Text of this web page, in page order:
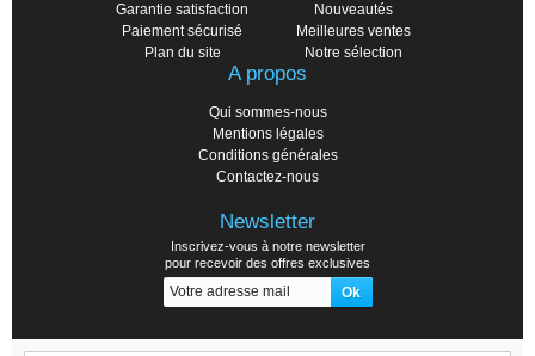
Garantie satisfaction
Paiement sécurisé
Plan du site
Nouveautés
Meilleures ventes
Notre sélection
A propos
Qui sommes-nous
Mentions légales
Conditions générales
Contactez-nous
Newsletter
Inscrivez-vous à notre newsletter
pour recevoir des offres exclusives